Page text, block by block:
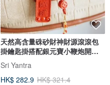
天然高含量硃砂財神財源滾滾包
掛鑰匙掛搭配銀元寶小鞭炮開運
招財
Sri Yantra
HK$ 282.9 HK$ 321.4